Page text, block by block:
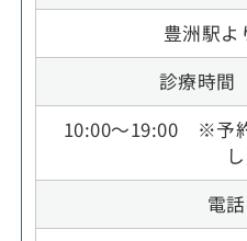
豊洲駅よ
診療時間
10:00～19:00 ※予
し
電